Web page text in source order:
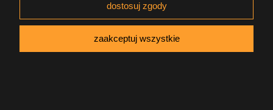
dostosuj zgody
zaakceptuj wszystkie